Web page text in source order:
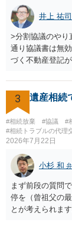
にお問い合わせ
井上 祐司
>分割協議のやり
通り協議書は無
づく不動産登記
方の訴訟の主張
医師の意見書、
はありますが、
様の意に反する
であること から
性はそれほど高
言えると思います
3 遺産相続
#相続放棄 #協議 #
#相続トラブルの代理
2026年7月22日
小杉 和
まず前段の質問
停を（曾祖父の
とが考えられま